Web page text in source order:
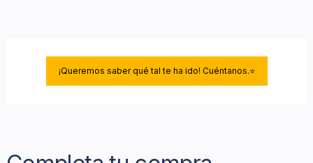
¡Queremos saber qué tal te ha ido! Cuéntanos.⭐